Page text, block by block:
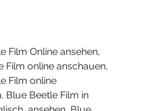
Film online anschauen,
Film online
Blue Beetle Film in